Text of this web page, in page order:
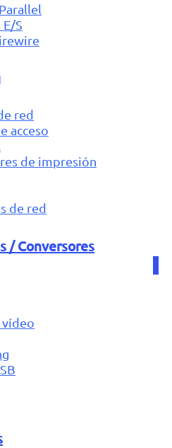
S
red
acceso
de impresión
de red
/ Conversores